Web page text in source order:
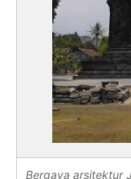
Bergaya arsitektur